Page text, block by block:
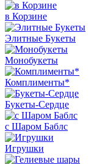
в Корзине
Элитные Букеты
Монобукеты
Комплименты*
Букеты-Сердце
с Шаром Баблс
Игрушки